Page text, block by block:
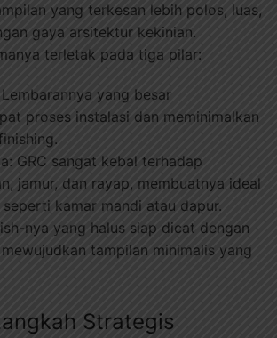
yang terkesan lebih polos, luas,
gaya arsitektur kekinian.
terletak pada tiga pilar:
yang besar
proses instalasi dan meminimalkan
GRC sangat kebal terhadap
jamur, dan rayap, membuatnya ideal
kamar mandi atau dapur.
nya yang halus siap dicat dengan
tampilan minimalis yang
Strategis